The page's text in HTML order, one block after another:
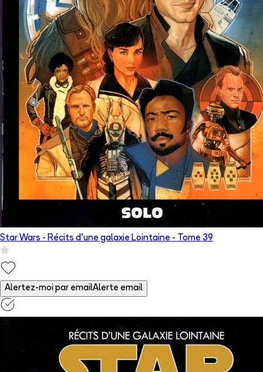
Star Wars - Récits d’une galaxie Lointaine - Tome 39
Alertez-moi par emailAlerte email